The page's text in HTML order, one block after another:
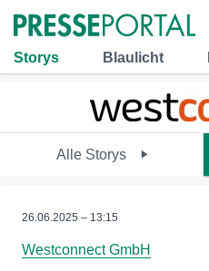
Storys Blaulicht
Alle Storys
26.06.2025 – 13:15
Westconnect GmbH